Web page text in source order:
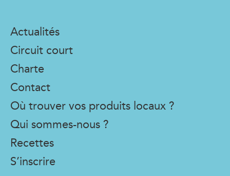
Actualités
Circuit court
Charte
Contact
Où trouver vos produits locaux ?
Qui sommes-nous ?
Recettes
S’inscrire